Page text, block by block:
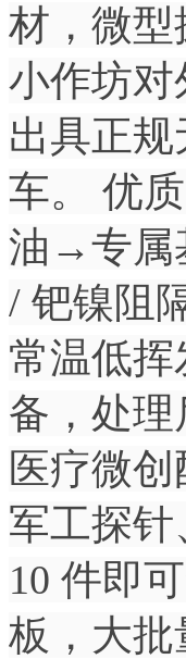
材，微
小作坊
出具正
车。 优
油→专属
/ 钯镍阻
常温低
备，处
医疗微
军工探
10 件即
板，大